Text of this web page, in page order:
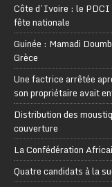
Côte d’Ivoire : le PDCI
fête nationale
Guinée : Mamadi
Grèce
Une factrice arrêtée
son propriétaire avait
Distribution des
couverture
La Confédération
Quatre candidats à la